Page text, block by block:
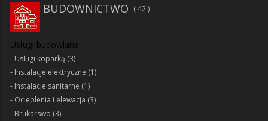
BUDOWNICTWO 42
Usługi budowlane
Usługi koparką (3)
Instalacje elektryczne (1)
Instalacje sanitarne (1)
Ocieplenia i elewacja (3)
Brukarswo (3)